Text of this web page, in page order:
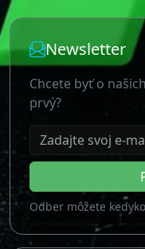
Newsletter
Chcete byť o
prvý?
Zadajte svoj e-mail
Odber môžete